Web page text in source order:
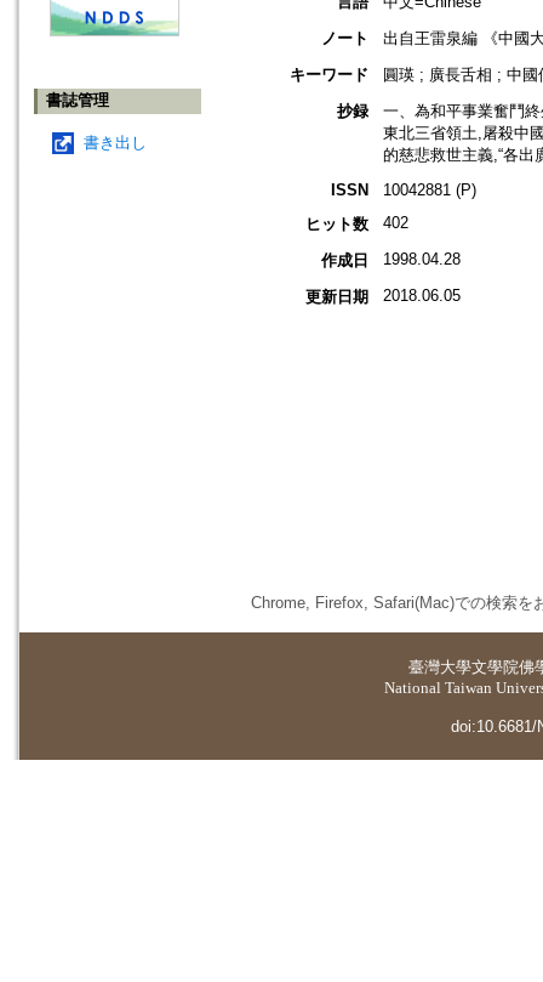
書誌管理
書き出し
ノート
出自王雷泉編 《中國
キーワード
圓瑛 ; 廣長舌相 ; 中
抄録
一、為和平事業奮鬥
東北三省領土,屠殺中
的慈悲救世主義,“各
ISSN
10042881 (P)
ヒット数
402
作成日 1998.04.28
更新日期 2018.06.05
Chrome, Firefox, Safari(Mac)での検索を
臺灣大學文學院佛
National Taiwan
doi:10.6681/